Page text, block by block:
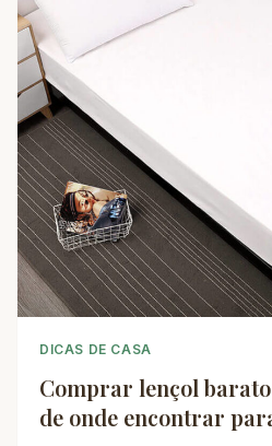
DICAS DE CASA
Comprar lençol
de onde encontrar